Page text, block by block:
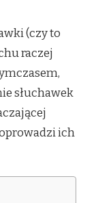
(czy to
raczej
słuchawek
ich